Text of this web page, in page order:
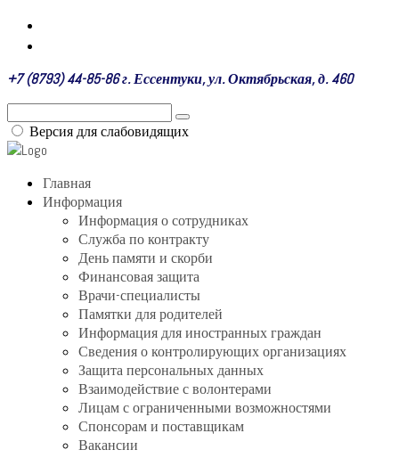
+7 (8793) 44-85-86 г. Ессентуки, ул. Октябрьская, д. 460
Версия для слабовидящих
Главная
Информация
Информация о сотрудниках
Служба по контракту
День памяти и скорби
Финансовая защита
Врачи-специалисты
Памятки для родителей
Информация для иностранных граждан
Сведения о контролирующих организациях
Защита персональных данных
Взаимодействие с волонтерами
Лицам с ограниченными возможностями
Спонсорам и поставщикам
Вакансии